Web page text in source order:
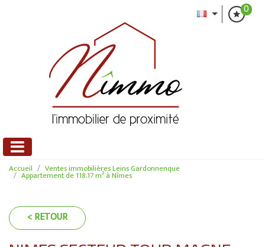
0
Accueil Ventes immobilières Leins Gardonnenque
Appartement de 118.17 m² à Nîmes
< RETOUR